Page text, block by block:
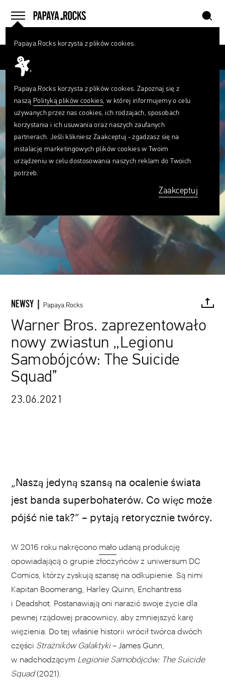
menu
home szukaj
NEWSY | Papaya.Rocks
Warner Bros. zaprezentowało
nowy zwiastun „Legionu
Samobójców: The Suicide
Squad”
23.06.2021
FACEBOOK TWITTER PINTEREST
„Naszą jedyną szansą na ocalenie świata
jest banda superbohaterów. Co więc może
pójść nie tak?” – pytają retorycznie twórcy.
W 2016 roku nakręcono mało udaną produkcję
opowiadającą o grupie złoczyńców z uniwersum DC
Comics, którzy zyskują szansę na odkupienie. Są nimi
Kapitan Boomerang, Harley Quinn, Enchantress
i Deadshot. Postanawiają oni narazić swoje życie dla
pewnej rządowej pracownicy, aby zmniejszyć karę
więzienia. Do tej właśnie historii wrócił twórca dwóch
części Strażników Galaktyki– James Gunn,
w nadchodzącym Legionie Samobójców: The Suicide
Squad(2021).
Papaya.Rocks korzysta z plików cookies.
Papaya.Rocks korzysta z plików cookies. Zapoznaj się z
naszą Polityką plików cookies, w której informujemy o celu
używanych przez nas cookies, ich rodzajach, sposobach
korzystania i ich usuwania oraz naszych zaufanych
partnerach. Jeśli klikniesz Zaakceptuj - zgadzasz się na
instalację marketingowych plików cookies w Twoim
urządzeniu w celu dostosowania naszych reklam do Twoich
potrzeb.
Zaakceptuj
Czego
szukasz?